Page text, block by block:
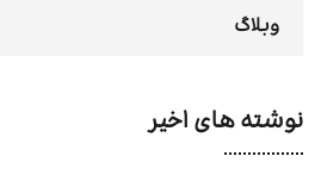
وبلاگ
نوشته های اخیر